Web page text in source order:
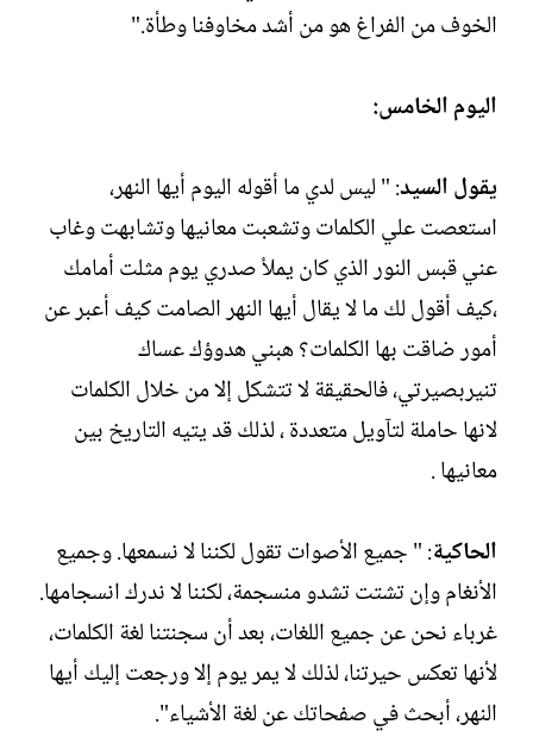
الخوف من الفراغ هو من أشد مخاوفنا وطأة."
اليوم الخامس:
يقول السيد: " ليس لدي ما أقوله اليوم أيها النهر،
استعصت علي الكلمات وتشعبت معانيها وتشابهت وغاب
عني قبس النور الذي كان يملأ صدري يوم مثلت أمامك
،كيف أقول لك ما لا يقال أيها النهر الصامت كيف أعبر عن
أمور ضاقت بها الكلمات؟ هبني هدوؤك عساك
تنيربصيرتي، فالحقيقة لا تتشكل إلا من خلال الكلمات
لانها حاملة لتآويل متعددة ، لذلك قد يتيه التاريخ بين
معانيها .
الحاكية: " جميع الأصوات تقول لكننا لا نسمعها. وجميع
الأنغام وإن تشتت تشدو منسجمة، لكننا لا ندرك انسجامها.
غرباء نحن عن جميع اللغات، بعد أن سجنتنا لغة الكلمات،
لأنها تعكس حيرتنا، لذلك لا يمر يوم إلا ورجعت إليك أيها
النهر، أبحث في صفحاتك عن لغة الأشياء".